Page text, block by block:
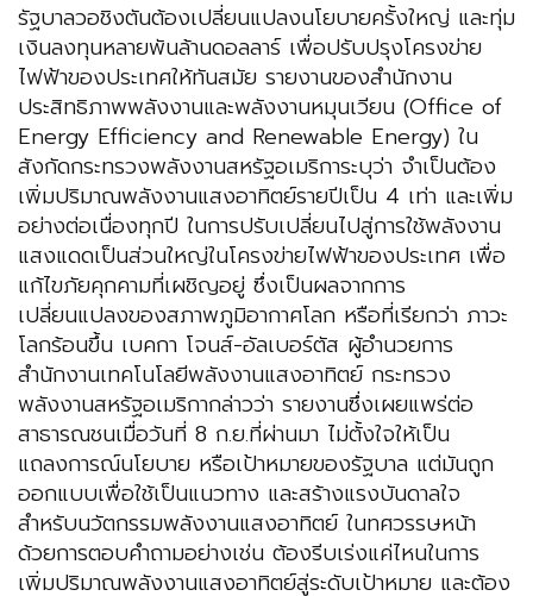
รัฐบาลวอชิงตันต้องเปลี่ยนแปลงนโยบายครั้งใหญ่ และทุ่ม
เงินลงทุนหลายพันล้านดอลลาร์ เพื่อปรับปรุงโครงข่าย
ไฟฟ้าของประเทศให้ทันสมัย รายงานของสำนักงาน
ประสิทธิภาพพลังงานและพลังงานหมุนเวียน (Office of
Energy Efficiency and Renewable Energy) ใน
สังกัดกระทรวงพลังงานสหรัฐอเมริการะบุว่า จำเป็นต้อง
เพิ่มปริมาณพลังงานแสงอาทิตย์รายปีเป็น 4 เท่า และเพิ่ม
อย่างต่อเนื่องทุกปี ในการปรับเปลี่ยนไปสู่การใช้พลังงาน
แสงแดดเป็นส่วนใหญ่ในโครงข่ายไฟฟ้าของประเทศ เพื่อ
แก้ไขภัยคุกคามที่เผชิญอยู่ ซึ่งเป็นผลจากการ
เปลี่ยนแปลงของสภาพภูมิอากาศโลก หรือที่เรียกว่า ภาวะ
โลกร้อนขึ้น เบคกา โจนส์-อัลเบอร์ตัส ผู้อำนวยการ
สำนักงานเทคโนโลยีพลังงานแสงอาทิตย์ กระทรวง
พลังงานสหรัฐอเมริกากล่าวว่า รายงานซึ่งเผยแพร่ต่อ
สาธารณชนเมื่อวันที่ 8 ก.ย.ที่ผ่านมา ไม่ตั้งใจให้เป็น
แถลงการณ์นโยบาย หรือเป้าหมายของรัฐบาล แต่มันถูก
ออกแบบเพื่อใช้เป็นแนวทาง และสร้างแรงบันดาลใจ
สำหรับนวัตกรรมพลังงานแสงอาทิตย์ ในทศวรรษหน้า
ด้วยการตอบคำถามอย่างเช่น ต้องรีบเร่งแค่ไหนในการ
เพิ่มปริมาณพลังงานแสงอาทิตย์สู่ระดับเป้าหมาย และต้อง